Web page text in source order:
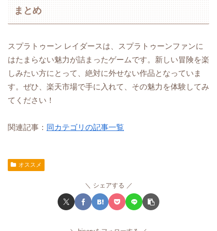
まとめ
スプラトゥーン レイダースは、スプラトゥーンファンに
はたまらない魅力が詰まったゲームです。新しい冒険を楽
しみたい方にとって、絶対に外せない作品となっていま
す。ぜひ、楽天市場で手に入れて、その魅力を体験してみ
てください！
関連記事： 同カテゴリの記事一覧
オススメ
シェアする